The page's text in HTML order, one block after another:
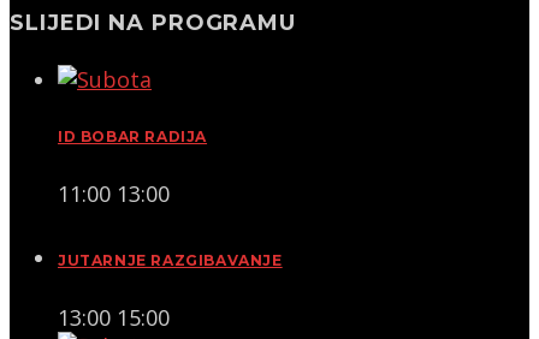
SLIJEDI NA PROGRAMU
ID BOBAR RADIJA
11:00 13:00
JUTARNJE RAZGIBAVANJE
13:00 15:00